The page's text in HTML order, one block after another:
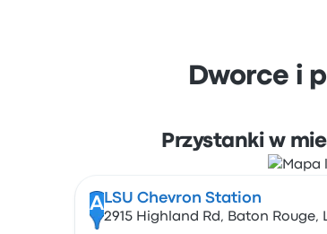
Dworce i
Przystanki w
A LSU Chevron Station
2915 Highland Rd, Baton Rouge,